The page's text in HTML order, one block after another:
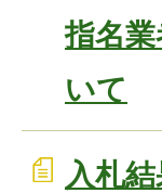
指名
いて
入札